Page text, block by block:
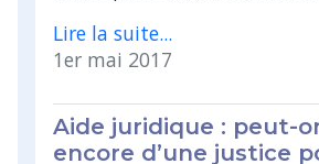
Lire la suite...
1er mai 2017
Aide juridique : peut-
encore d’une justice